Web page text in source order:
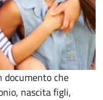
che
nascita figli,